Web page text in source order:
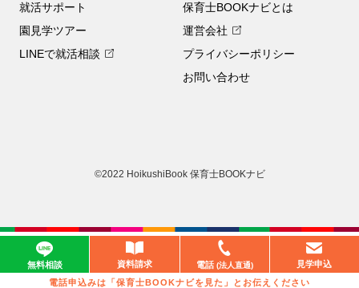
無料相談 資料請求 電話(法人直通)
見学申込
電話申込みは「保育士BOOKナビを見た」とお伝えください
就活サポート
園見学ツアー
LINEで就活相談
保育士BOOKナビとは
運営会社
プライバシーポリシー
お問い合わせ
©2022 HoikushiBook 保育士BOOKナビ